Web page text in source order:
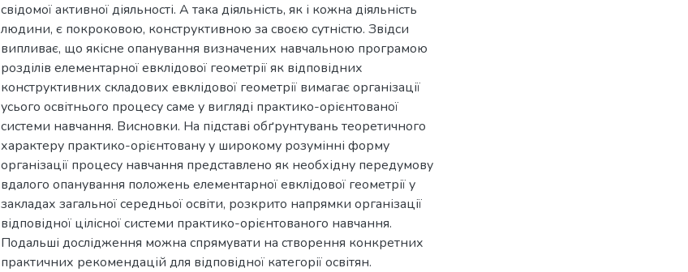
свідомої активної діяльності. А така діяльність, як і кожна діяльність
людини, є покроковою, конструктивною за своєю сутністю. Звідси
випливає, що якісне опанування визначених навчальною програмою
розділів елементарної евклідової геометрії як відповідних
конструктивних складових евклідової геометрії вимагає організації
усього освітнього процесу саме у вигляді практико-орієнтованої
системи навчання. Висновки. На підставі обґрунтувань теоретичного
характеру практико-орієнтовану у широкому розумінні форму
організації процесу навчання представлено як необхідну передумову
вдалого опанування положень елементарної евклідової геометрії у
закладах загальної середньої освіти, розкрито напрямки організації
відповідної цілісної системи практико-орієнтованого навчання.
Подальші дослідження можна спрямувати на створення конкретних
практичних рекомендацій для відповідної категорії освітян.